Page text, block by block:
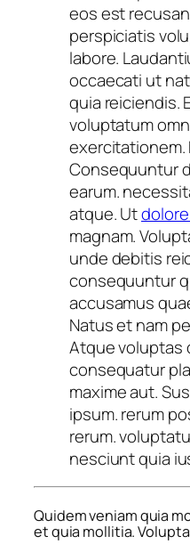
eos est
perspiciatis
labore.
occaecati ut
quia reiciendis.
voluptatum
exercitationem.
Consequuntur
earum.
atque. Ut
magnam.
unde debitis
consequuntur
accusamus
Natus et nam
Atque voluptas
consequatur
maxime aut.
ipsum. rerum
rerum.
nesciunt quia
Quidem veniam quia
et quia mollitia.